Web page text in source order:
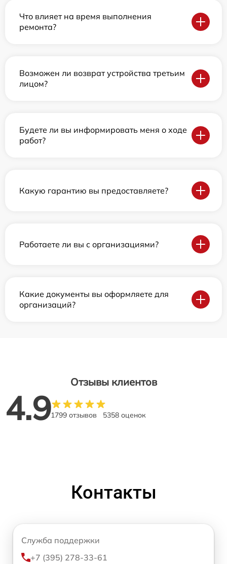
Что влияет на время выполнения
ремонта?
Возможен ли возврат устройства третьим
лицом?
Будете ли вы информировать меня о ходе
работ?
Какую гарантию вы предоставляете?
Работаете ли вы с организациями?
Какие документы вы оформляете для
организаций?
Отзывы клиентов
4.91799 отзывов 5358 оценок
Контакты
Служба поддержки
+7 (395) 278-33-61